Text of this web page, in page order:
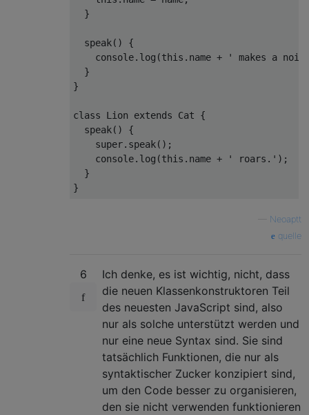
  }
speak( )
{
console.log(this .name +
' makes a
  }
}
class Lion extends Cat
{
speak( )
{
super.speak();
console.log(this .name + ' roars.' );
  }
Neoaptt
quelle
6
Ich denke, es ist wichtig, nicht, dass
die neuen Klassenkonstruktoren Teil
des neuesten JavaScript sind, also
nur als solche unterstützt werden und
nur eine neue Syntax sind. Sie sind
tatsächlich Funktionen, die nur als
syntaktischer Zucker konzipiert sind,
um den Code besser zu organisieren,
den sie nicht verwenden funktionieren